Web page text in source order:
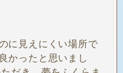
に見えにくい場所で
かったと思いまし